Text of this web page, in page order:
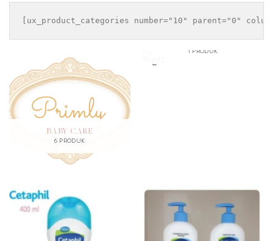
BABY CARE
6 PRODUK
GIFT
1 PRODUK